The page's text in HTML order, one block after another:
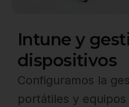
Intune y
dispositivos
Configuramos la
portátiles y